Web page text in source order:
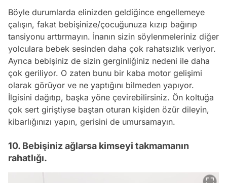
Böyle durumlarda elinizden geldiğince engellemeye
çalışın, fakat bebişinize/çocuğunuza kızıp bağırıp
tansiyonu arttırmayın. İnanın sizin söylenmeleriniz diğer
yolculara bebek sesinden daha çok rahatsızlık veriyor.
Ayrıca bebişiniz de sizin gerginliğiniz nedeni ile daha
çok geriliyor. O zaten bunu bir kaba motor gelişimi
olarak görüyor ve ne yaptığını bilmeden yapıyor.
İlgisini dağıtıp, başka yöne çevirebilirsiniz. Ön koltuğa
çok sert giriştiyse baştan oturan kişiden özür dileyin,
kibarlığınızı yapın, gerisini de umursamayın.
10. Bebişiniz ağlarsa kimseyi takmamanın
rahatlığı.